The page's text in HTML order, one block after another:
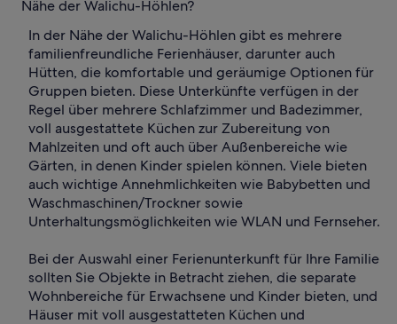
Nähe der Walichu-Höhlen?
In der Nähe der Walichu-Höhlen gibt es mehrere
familienfreundliche Ferienhäuser, darunter auch
Hütten, die komfortable und geräumige Optionen für
Gruppen bieten. Diese Unterkünfte verfügen in der
Regel über mehrere Schlafzimmer und Badezimmer,
voll ausgestattete Küchen zur Zubereitung von
Mahlzeiten und oft auch über Außenbereiche wie
Gärten, in denen Kinder spielen können. Viele bieten
auch wichtige Annehmlichkeiten wie Babybetten und
Waschmaschinen/Trockner sowie
Unterhaltungsmöglichkeiten wie WLAN und Fernseher.
Bei der Auswahl einer Ferienunterkunft für Ihre Familie
sollten Sie Objekte in Betracht ziehen, die separate
Wohnbereiche für Erwachsene und Kinder bieten, und
Häuser mit voll ausgestatteten Küchen und